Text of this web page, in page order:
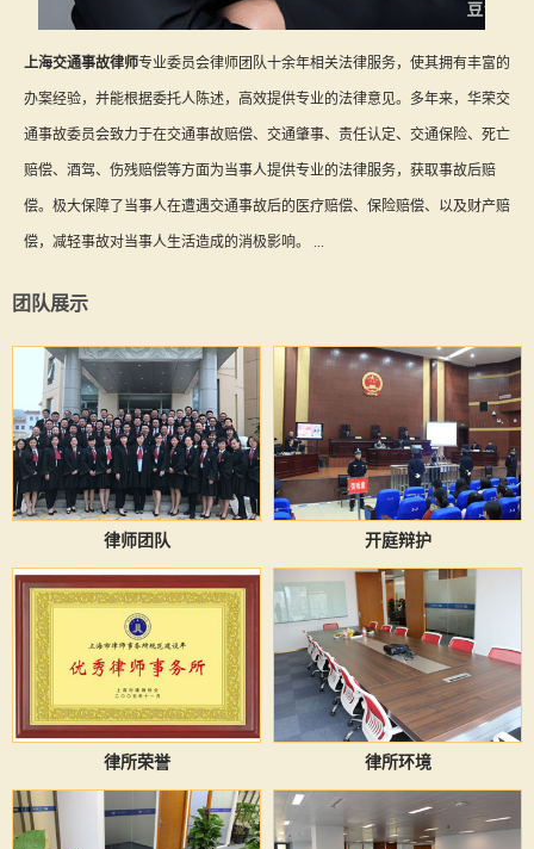
上海交通事故律师专业委员会律师团队十余年相关法律服务，使其拥有丰富的
办案经验，并能根据委托人陈述，高效提供专业的法律意见。多年来，华荣交
通事故委员会致力于在交通事故赔偿、交通肇事、责任认定、交通保险、死亡
赔偿、酒驾、伤残赔偿等方面为当事人提供专业的法律服务，获取事故后赔
偿。极大保障了当事人在遭遇交通事故后的医疗赔偿、保险赔偿、以及财产赔
偿，减轻事故对当事人生活造成的消极影响。 ...
团队展示
律师团队 开庭辩护
律所荣誉 律所环境